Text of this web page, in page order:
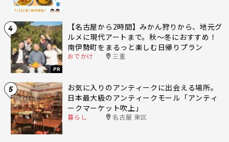
4
PR
【名古屋から2時間】みかん狩りから、地元グ
ルメに現代アートまで。秋〜冬におすすめ！
南伊勢町をまるっと楽しむ日帰りプラン
おでかけ 三重
5
お気に入りのアンティークに出会える場所。
日本最大級のアンティークモール「アンティ
ークマーケット吹上」
暮らし 名古屋 東区